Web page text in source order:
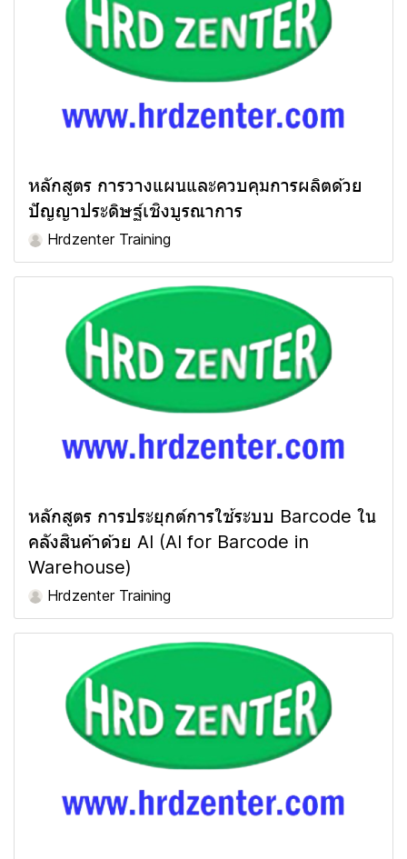
หลักสูตร การวางแผนและควบคุมการผลิตด้วย
ปัญญาประดิษฐ์เชิงบูรณาการ
Hrdzenter Training
หลักสูตร การประยุกต์การใช้ระบบ Barcode ใน
คลังสินค้าด้วย AI (AI for Barcode in
Warehouse)
Hrdzenter Training